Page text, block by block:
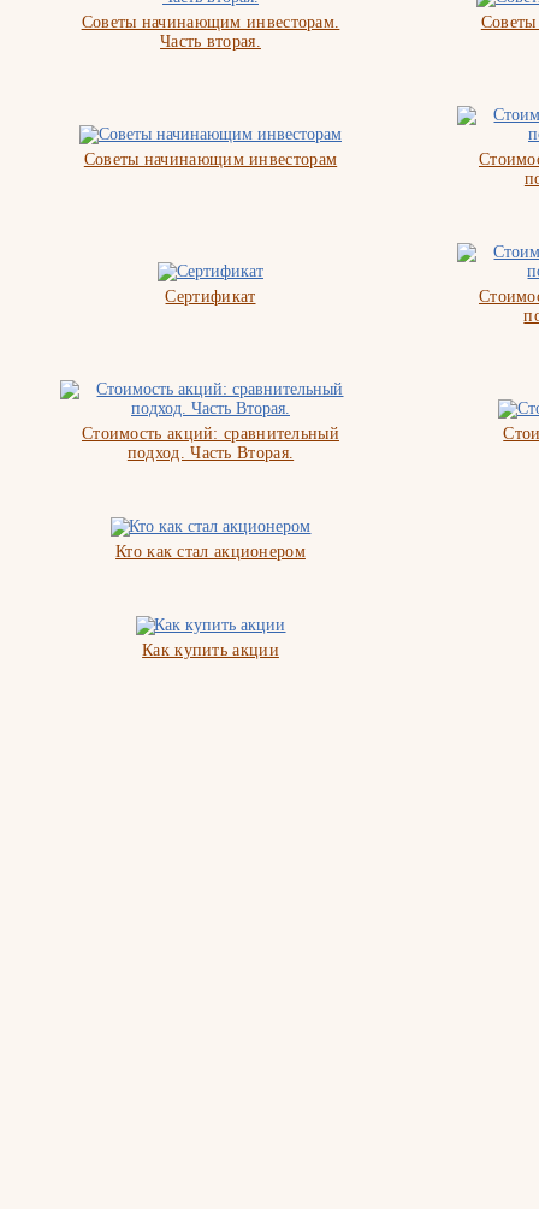
Советы начинающим инвесторам.
Часть вторая.
Советы начинающим инвесторам
Сертификат
Стоимость акций: сравнительный
подход. Часть Вторая.
Кто как стал акционером
Как купить акции